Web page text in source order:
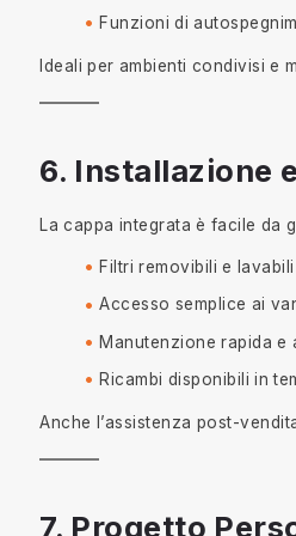
Funzioni di
Ideali per ambienti condivisi e
6. Installazione
La cappa integrata è facile da
Filtri removibili e
Accesso semplice ai
Manutenzione rapida e
Ricambi disponibili in
Anche l’assistenza post-
7. Progetto